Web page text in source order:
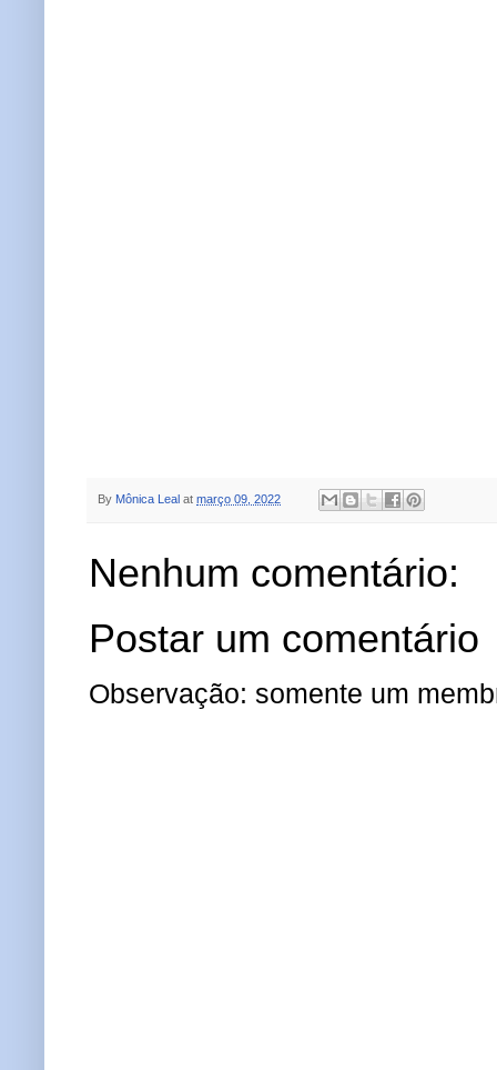
By Mônica Leal at março 09, 2022
Nenhum comentário:
Postar um comentário
Observação: somente um